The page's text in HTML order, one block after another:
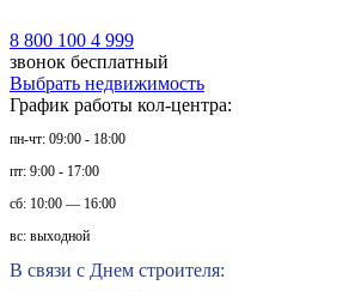
8 800 100 4 999
звонок бесплатный
Выбрать недвижимость
График работы кол-центра:
пн-чт: 09:00 - 18:00
пт: 9:00 - 17:00
сб: 10:00 — 16:00
вс: выходной
В связи с Днем строителя: